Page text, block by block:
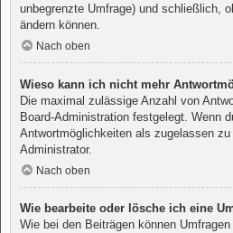
unbegrenzte Umfrage) und schließlich,
ändern können.
Nach oben
Wieso kann ich nicht mehr
Die maximal zulässige Anzahl von
Board-Administration festgelegt. Wenn
Antwortmöglichkeiten als zugelassen
Administrator.
Nach oben
Wie bearbeite oder lösche ich eine
Wie bei den Beiträgen können